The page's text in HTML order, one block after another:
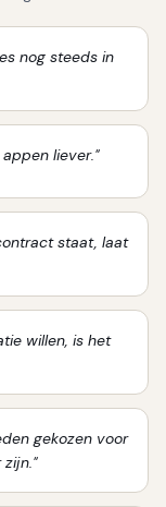
nog steeds in
liever."
staat, laat
willen, is het
gekozen voor
zijn."